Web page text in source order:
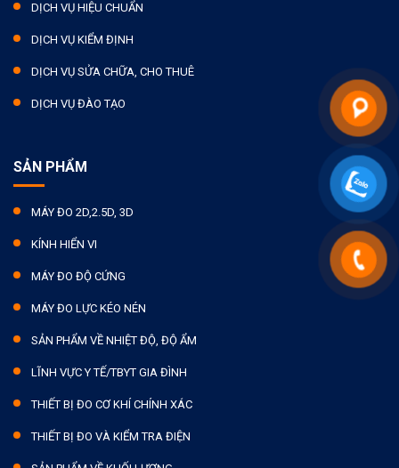
DỊCH VỤ HIỆU CHUẨN
DỊCH VỤ KIỂM ĐỊNH
DỊCH VỤ SỬA CHỮA, CHO THUÊ
DỊCH VỤ ĐÀO TẠO
SẢN PHẨM
MÁY ĐO 2D,2.5D, 3D
KÍNH HIỂN VI
MÁY ĐO ĐỘ CỨNG
MÁY ĐO LỰC KÉO NÉN
SẢN PHẨM VỀ NHIỆT ĐỘ, ĐỘ ẨM
LĨNH VỰC Y TẾ/TBYT GIA ĐÌNH
THIẾT BỊ ĐO CƠ KHÍ CHÍNH XÁC
THIẾT BỊ ĐO VÀ KIỂM TRA ĐIỆN